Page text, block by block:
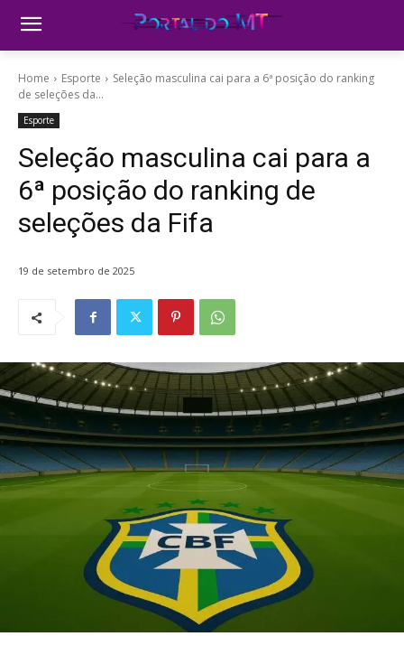
Home Esporte
Seleção masculina cai para a 6ª posição do ranking
de seleções da...
Esporte
Seleção masculina cai para a
6ª posição do ranking de
seleções da Fifa
19 de setembro de 2025